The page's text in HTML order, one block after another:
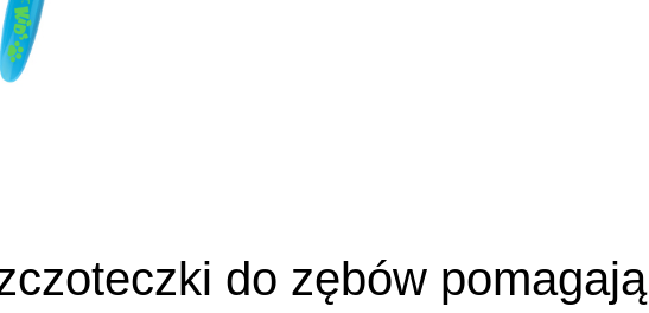
do zębów pomagają